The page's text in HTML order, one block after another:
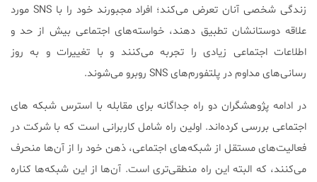
زندگی شخصی آنان تعرض می‌کند؛ افراد مجبورند خود را با SNS مورد
علاقه دوستانشان تطبیق دهند، خواسته‌های اجتماعی بیش از حد و
اطلاعات اجتماعی زیادی را تجربه می‌کنند و با تغییرات و به روز
رسانی‌های مداوم در پلتفورم‌های SNS روبرو می‌شوند.
در ادامه پژوهشگران دو راه جداگانه برای مقابله با استرس شبکه های
اجتماعی بررسی کرده‌اند. اولین راه شامل کاربرانی است که با شرکت در
فعالیت‌های مستقل از شبکه‌های اجتماعی، ذهن خود‌ را از آن‌ها منحرف
می‌کنند، که البته این راه منطقی‌تری است. آن‌ها از این شبکه‌ها کناره